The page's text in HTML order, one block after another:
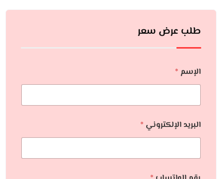
طلب عرض سعر
الإسم *
البريد الإلكتروني *